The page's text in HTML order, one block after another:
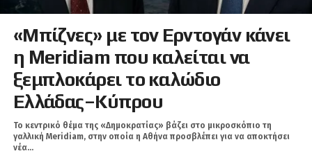
«Μπίζνες» με τον Ερντογάν κάνει
η Meridiam που καλείται να
ξεμπλοκάρει το καλώδιο
Ελλάδας–Κύπρου
Το κεντρικό θέμα της «Δημοκρατίας» βάζει στο μικροσκόπιο τη
γαλλική Meridiam, στην οποία η Αθήνα προσβλέπει για να αποκτήσει
νέα...